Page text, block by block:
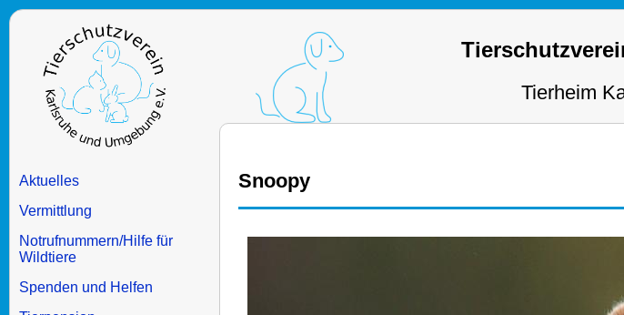
Tierheim
Aktuelles
Vermittlung
Notrufnummern/Hilfe für
Wildtiere
Spenden und Helfen
Snoopy